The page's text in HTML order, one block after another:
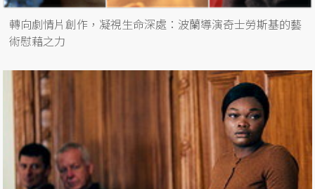
轉向劇情片創作，凝視生命深處：波蘭導演奇士勞斯基的藝
術慰藉之力